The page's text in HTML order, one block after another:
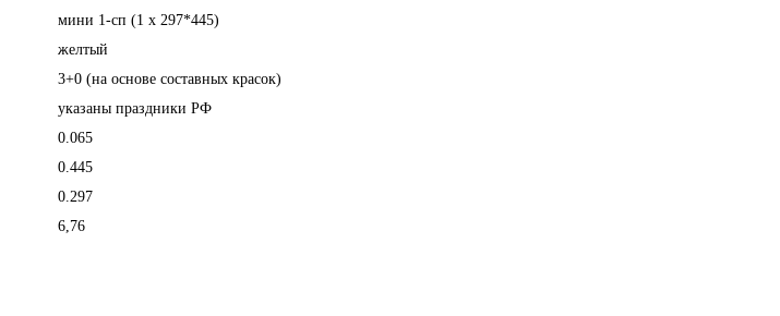
мини 1-сп (1 х 297*445)
желтый
3+0 (на основе составных красок)
указаны праздники РФ
0.065
0.445
0.297
6,76